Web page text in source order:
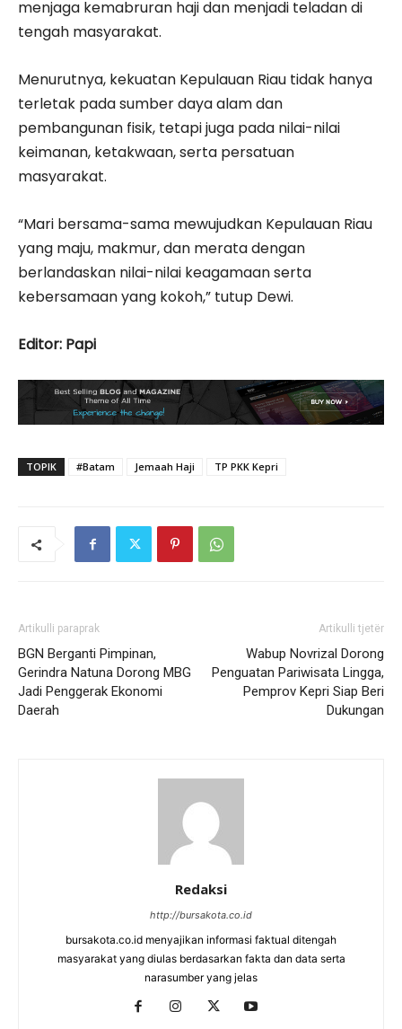
menjaga kemabruran haji dan menjadi teladan di
tengah masyarakat.
Menurutnya, kekuatan Kepulauan Riau tidak hanya
terletak pada sumber daya alam dan
pembangunan fisik, tetapi juga pada nilai-nilai
keimanan, ketakwaan, serta persatuan
masyarakat.
“Mari bersama-sama mewujudkan Kepulauan Riau
yang maju, makmur, dan merata dengan
berlandaskan nilai-nilai keagamaan serta
kebersamaan yang kokoh,” tutup Dewi.
Editor: Papi
TOPIK #Batam Jemaah Haji TP PKK Kepri
Artikulli paraprak
BGN Berganti Pimpinan,
Gerindra Natuna Dorong MBG
Jadi Penggerak Ekonomi
Daerah
Artikulli tjetër
Wabup Novrizal Dorong
Penguatan Pariwisata Lingga,
Pemprov Kepri Siap Beri
Dukungan
Redaksi
http://bursakota.co.id
bursakota.co.id menyajikan informasi faktual ditengah
masyarakat yang diulas berdasarkan fakta dan data serta
narasumber yang jelas